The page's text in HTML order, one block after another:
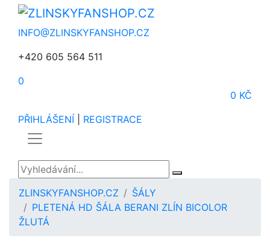
INFO@ZLINSKYFANSHOP.CZ
+420 605 564 511
0
0 KČ
PŘIHLÁŠENÍ
REGISTRACE
ZLINSKYFANSHOP.CZ
ŠÁLY
PLETENÁ HD ŠÁLA BERANI ZLÍN BICOLOR
ŽLUTÁ